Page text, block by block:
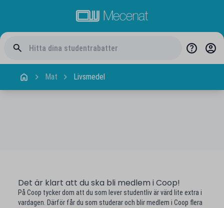
Mat Livsmedel
Det är klart att du ska bli medlem i Coop!
På Coop tycker dom att du som lever studentliv är värd lite extra i
vardagen. Därför får du som studerar och blir medlem i Coop flera